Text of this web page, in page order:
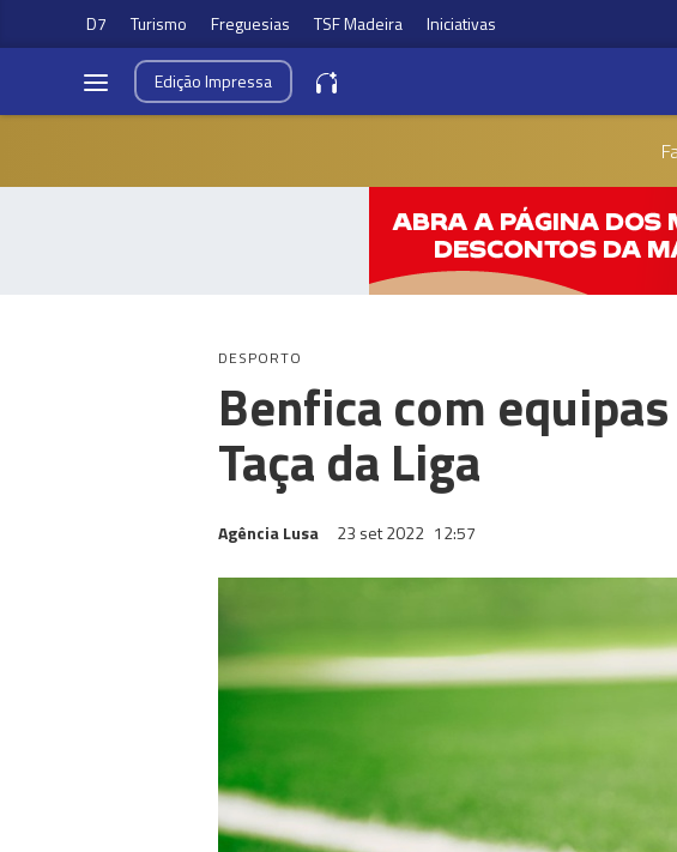
D7 Turismo Freguesias TSF Madeira Iniciativas
EdiçãoImpressa
DESPORTO
Benfica com
Taça da Liga
Agência Lusa 23 set 2022 12:57